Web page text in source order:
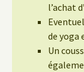
l’achat
de yoga
Un